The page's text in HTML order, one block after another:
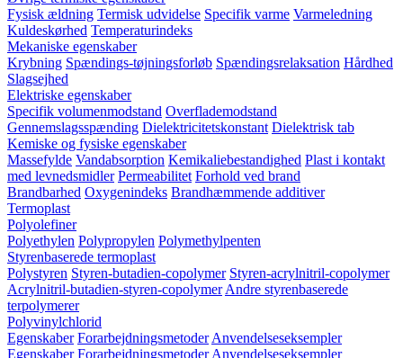
Fysisk ældning Termisk udvidelse Specifik varme Varmeledning
Kuldeskørhed Temperaturindeks
Mekaniske egenskaber
Krybning Spændings-tøjningsforløb Spændingsrelaksation Hårdhed
Slagsejhed
Elektriske egenskaber
Specifik volumenmodstand Overflademodstand
Gennemslagsspænding Dielektricitetskonstant Dielektrisk tab
Kemiske og fysiske egenskaber
Massefylde Vandabsorption Kemikaliebestandighed Plast i kontakt
med levnedsmidler Permeabilitet Forhold ved brand
Brandbarhed Oxygenindeks Brandhæmmende additiver
Termoplast
Polyolefiner
Polyethylen Polypropylen Polymethylpenten
Styrenbaserede termoplast
Polystyren Styren-butadien-copolymer Styren-acrylnitril-copolymer
Acrylnitril-butadien-styren-copolymer Andre styrenbaserede
terpolymerer
Polyvinylchlorid
Egenskaber Forarbejdningsmetoder Anvendelseseksempler
Egenskaber Forarbejdningsmetoder Anvendelseseksempler